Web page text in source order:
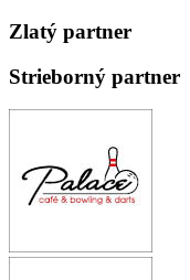
Zlatý partner
Strieborný partner